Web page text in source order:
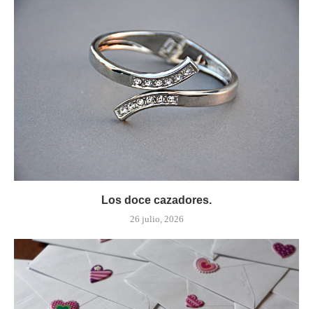
Los doce cazadores.
26 julio, 2026